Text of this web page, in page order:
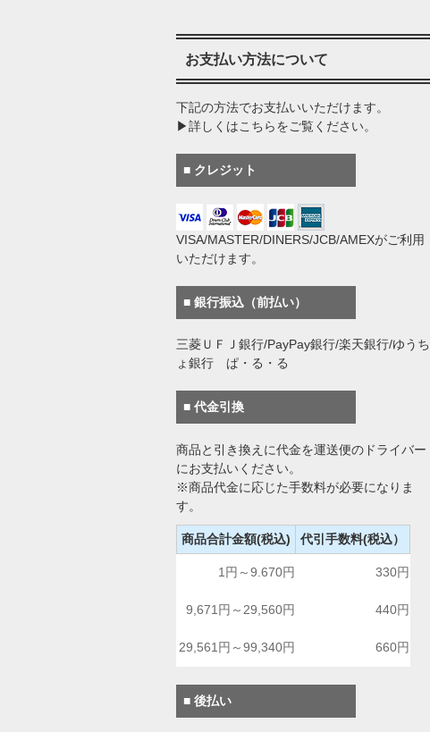
お支払い方法について
下記の方法でお支払いいただけます。
▶詳しくはこちらをご覧ください。
■ クレジット
VISA/MASTER/DINERS/JCB/AMEXがご利用
いただけます。
■ 銀行振込（前払い）
三菱ＵＦＪ銀行/PayPay銀行/楽天銀行/ゆうち
ょ銀行 ぱ・る・る
■ 代金引換
商品と引き換えに代金を運送便のドライバー
にお支払いください。
※商品代金に応じた手数料が必要になりま
す。
商品合計金額(税込) 代引手数料(税込）
1円～9.670円 330円
9,671円～29,560円 440円
29,561円～99,340円 660円
■ 後払い